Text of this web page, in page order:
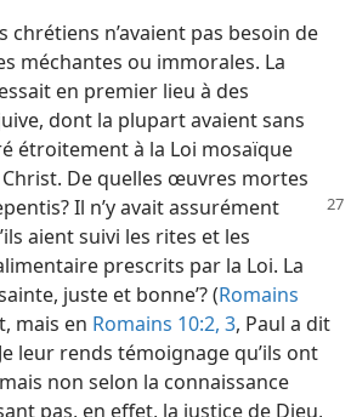
chrétiens n’avaient pas besoin de
méchantes ou immorales. La
en premier lieu à des
dont la plupart avaient sans
étroitement à la Loi mosaïque
Christ. De quelles œuvres mortes
Il n’y avait assurément
aient suivi les rites et les
prescrits par la Loi. La
juste et bonne’? (Romains
mais en Romains 10:2, 3, Paul a dit
leur rends témoignage qu’ils ont
non selon la connaissance
pas, en effet, la justice de Dieu,